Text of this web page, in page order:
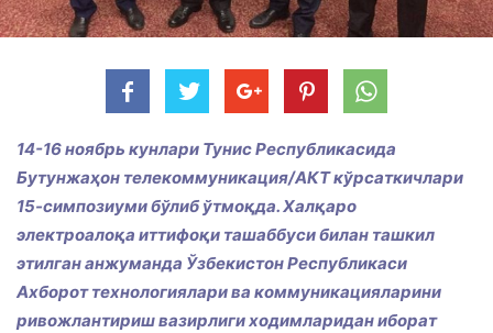
14-16 ноябрь кунлари Тунис Республикасида
Бутунжаҳон телекоммуникация/АКТ кўрсаткичлари
15-симпозиуми бўлиб ўтмоқда. Халқаро
электроалоқа иттифоқи ташаббуси билан ташкил
этилган анжуманда Ўзбекистон Республикаси
Ахборот технологиялари ва коммуникацияларини
ривожлантириш вазирлиги ходимларидан иборат